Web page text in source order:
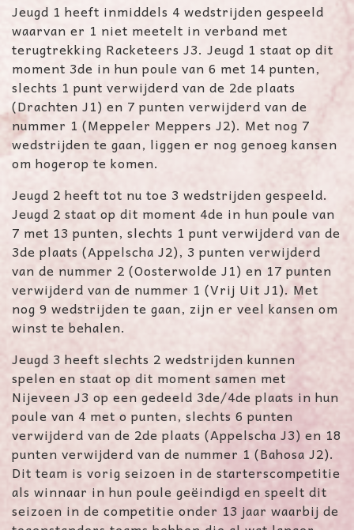
Jeugd 1 heeft inmiddels 4 wedstrijden gespeeld
waarvan er 1 niet meetelt in verband met
terugtrekking Racketeers J3. Jeugd 1 staat op dit
moment 3de in hun poule van 6 met 14 punten,
slechts 1 punt verwijderd van de 2de plaats
(Drachten J1) en 7 punten verwijderd van de
nummer 1 (Meppeler Meppers J2). Met nog 7
wedstrijden te gaan, liggen er nog genoeg kansen
om hogerop te komen.
Jeugd 2 heeft tot nu toe 3 wedstrijden gespeeld.
Jeugd 2 staat op dit moment 4de in hun poule van
7 met 13 punten, slechts 1 punt verwijderd van de
3de plaats (Appelscha J2), 3 punten verwijderd
van de nummer 2 (Oosterwolde J1) en 17 punten
verwijderd van de nummer 1 (Vrij Uit J1). Met
nog 9 wedstrijden te gaan, zijn er veel kansen om
winst te behalen.
Jeugd 3 heeft slechts 2 wedstrijden kunnen
spelen en staat op dit moment samen met
Nijeveen J3 op een gedeeld 3de/4de plaats in hun
poule van 4 met o punten, slechts 6 punten
verwijderd van de 2de plaats (Appelscha J3) en 18
punten verwijderd van de nummer 1 (Bahosa J2).
Dit team is vorig seizoen in de starterscompetitie
als winnaar in hun poule geëindigd en speelt dit
seizoen in de competitie onder 13 jaar waarbij de